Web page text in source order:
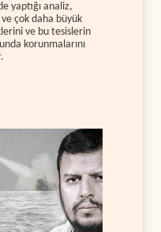
yaptığı analiz,
ve çok daha büyük
ve bu tesislerin
korunmalarını